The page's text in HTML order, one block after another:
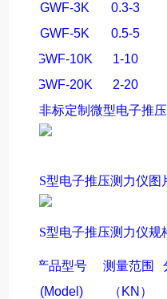
SGWF-3K
0.3-3
SGWF-5K
0.5-5
SGWF-10K
1-10
SGWF-20K
2-20
非标定制微型电子推
S型电子推压测力仪图
S型电子推压测力仪规
产品型号
(Model)
测量范围
（ KN ）